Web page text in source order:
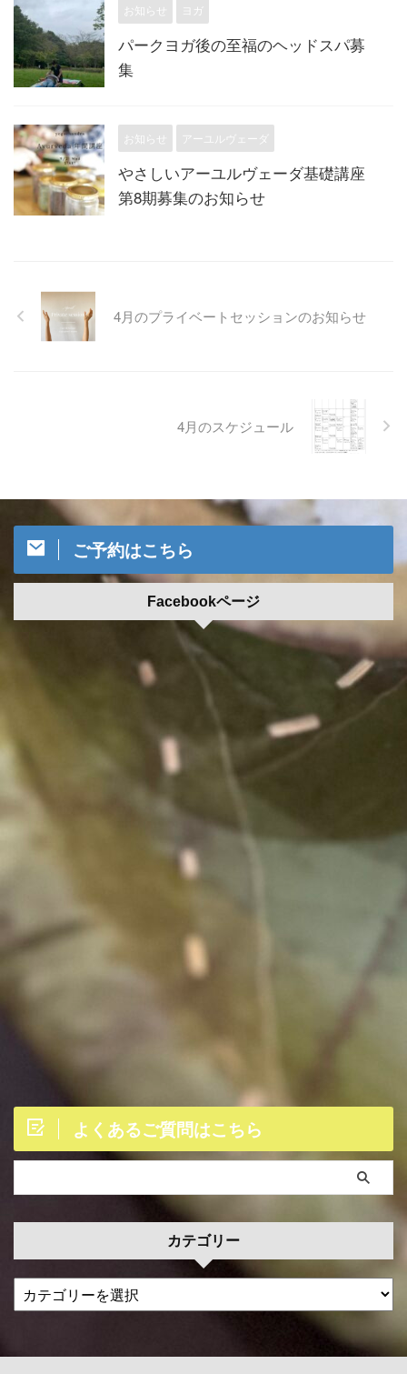
お知らせ ヨガ
パークヨガ後の至福のヘッドスパ募
集
お知らせ アーユルヴェーダ
やさしいアーユルヴェーダ基礎講座
第8期募集のお知らせ
4月のプライベートセッションのお知らせ
4月のスケジュール
ご予約はこちら
Facebookページ
よくあるご質問はこちら
カテゴリー